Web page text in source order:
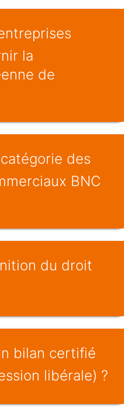
la
de
des
BNC
du droit
bilan certifié
libérale) ?